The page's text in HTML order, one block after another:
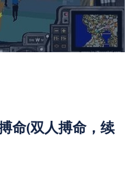
命(双人搏命，续